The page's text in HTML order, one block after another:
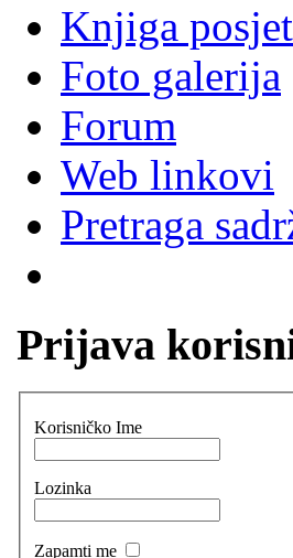
Knjiga
Foto galerija
Forum
Web linkovi
Pretraga
Prijava
Korisničko Ime
Lozinka
Zapamti me